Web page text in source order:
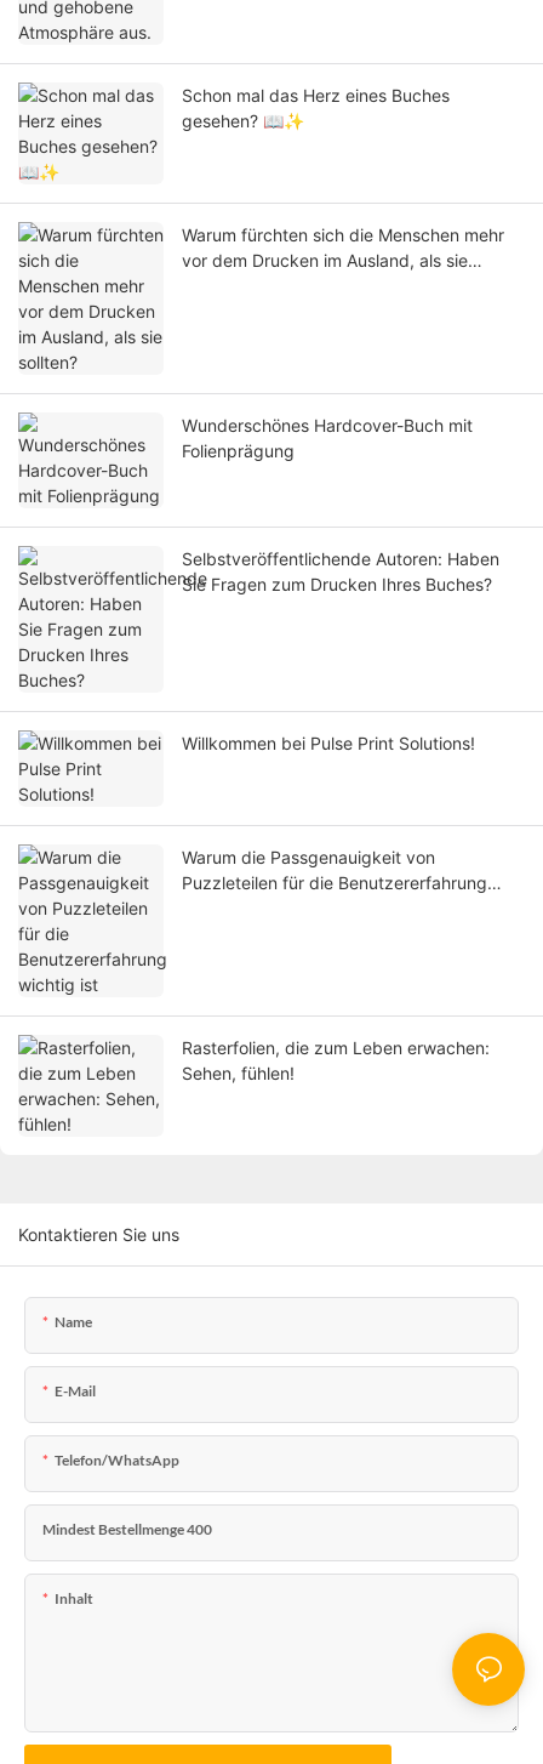
Schon mal das Herz eines Buches
gesehen? 📖✨
Warum fürchten sich die Menschen mehr
vor dem Drucken im Ausland, als sie
Wunderschönes Hardcover-Buch mit
Folienprägung
Selbstveröffentlichende Autoren: Haben
Sie Fragen zum Drucken Ihres Buches?
Willkommen bei Pulse Print Solutions!
Warum die Passgenauigkeit von
Puzzleteilen für die Benutzererfahrung
Rasterfolien, die zum Leben erwachen:
Sehen, fühlen!
Kontaktieren Sie uns
Name
E-Mail
Telefon/WhatsApp
Mindest Bestellmenge 400
Inhalt